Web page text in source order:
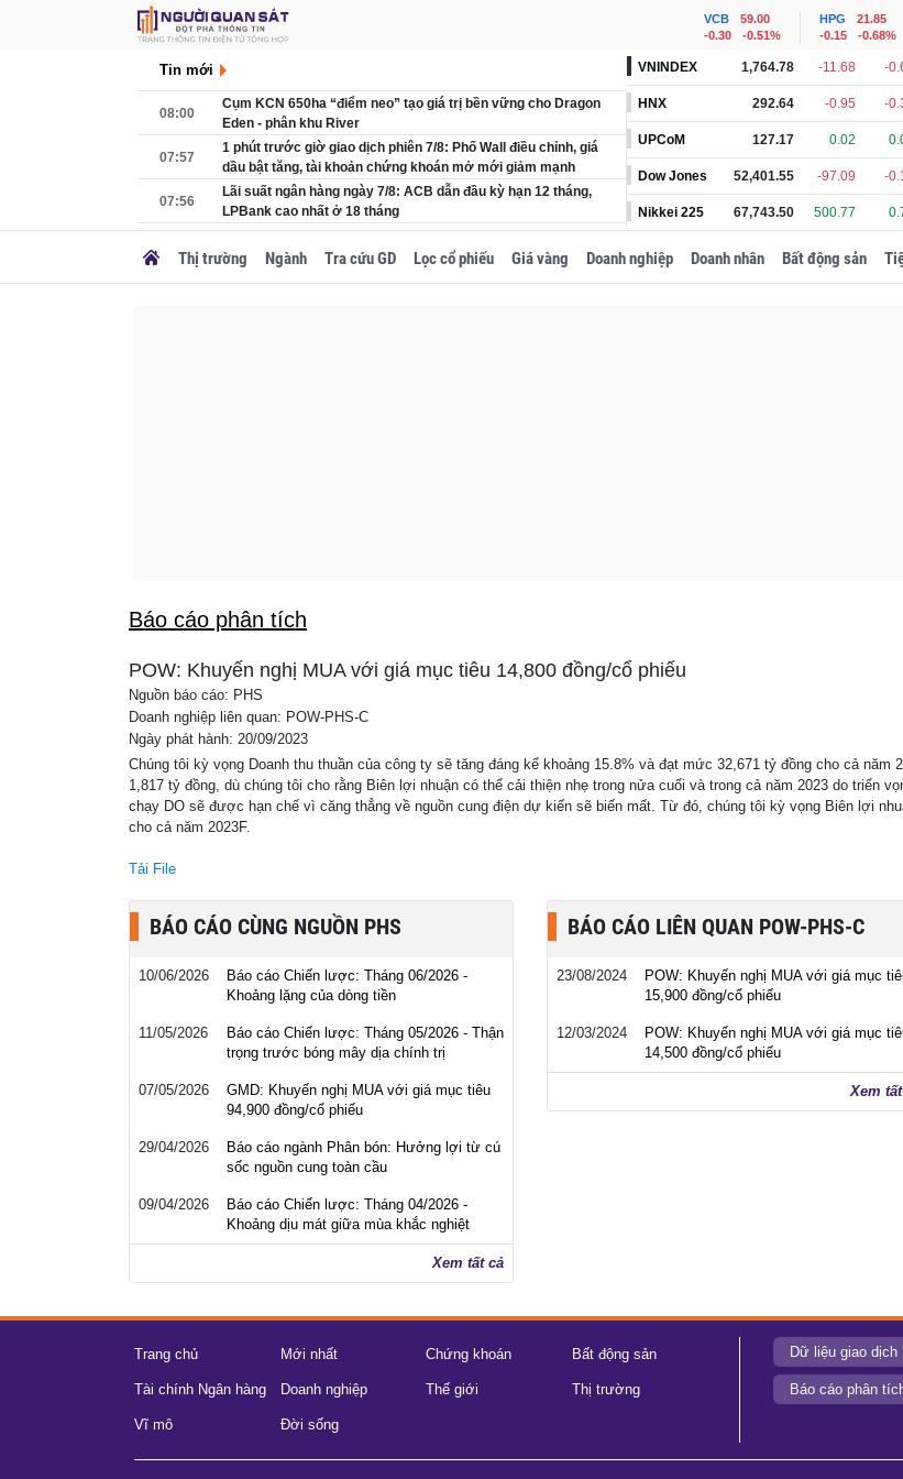
VCB
59.00
-0.30
-0.51%
HPG
21.85
-0.15
-0.68%
Tin mới
Cụm KCN 650ha “điểm neo” tạo giá trị bền vững cho Dragon
Eden - phân khu River
08:00
1 phút trước giờ giao dịch phiên 7/8: Phố Wall điều chỉnh, giá
dầu bật tăng, tài khoản chứng khoán mở mới giảm mạnh
07:57
Lãi suất ngân hàng ngày 7/8: ACB dẫn đầu kỳ hạn 12 tháng,
LPBank cao nhất ở 18 tháng
07:56
Chỉ ít ngày nữa, KDL 6.000 tỷ lớn bậc nhất Đông Nam Á của vợ
VNINDEX 1,764.78 -11.68 -
HNX 292.64 -0.95 -
UPCoM 127.17 0.02
Dow Jones 52,401.55 -97.09 -
Nikkei 225 67,743.50 500.77
Thị trường Ngành Tra cứu GD Lọc cổ phiếu Giá vàng Doanh nghiệp Doanh nhân Bất động sản
Báo cáo phân tích
POW: Khuyến nghị MUA với giá mục tiêu 14,800 đồng/cổ phiếu
Nguồn báo cáo: PHS
Doanh nghiệp liên quan: POW-PHS-C
Ngày phát hành: 20/09/2023
Chúng tôi kỳ vọng Doanh thu thuần của công ty sẽ tăng đáng kể khoảng 15.8% và đạt mức 32,671 tỷ đồng cho cả
1,817 tỷ đồng, dù chúng tôi cho rằng Biên lợi nhuận có thể cải thiện nhẹ trong nửa cuối và trong cả năm 2023 do triển
chạy DO sẽ được hạn chế vì căng thẳng về nguồn cung điện dự kiến sẽ biến mất. Từ đó, chúng tôi kỳ vọng Biên lợi
cho cả năm 2023F.
Tải File
BÁO CÁO CÙNG NGUỒN PHS
10/06/2026
Báo cáo Chiến lược: Tháng 06/2026 -
Khoảng lặng của dòng tiền
11/05/2026
Báo cáo Chiến lược: Tháng 05/2026 - Thận
trọng trước bóng mây dịa chính trị
07/05/2026
GMD: Khuyến nghị MUA với giá mục tiêu
94,900 đồng/cổ phiếu
29/04/2026
Báo cáo ngành Phân bón: Hưởng lợi từ cú
sốc nguồn cung toàn cầu
09/04/2026
Báo cáo Chiến lược: Tháng 04/2026 -
Khoảng dịu mát giữa mùa khắc nghiệt
Xem tất cả
BÁO CÁO LIÊN QUAN POW-PHS-C
23/08/2024
POW: Khuyến nghị MUA với giá mục
15,900 đồng/cổ phiếu
12/03/2024
POW: Khuyến nghị MUA với giá mục
14,500 đồng/cổ phiếu
Xem
Dữ liệu giao dịch
Báo cáo phân
Trang chủ Mới nhất Chứng khoán Bất động sản
Tài chính Ngân hàng Doanh nghiệp Thế giới Thị trường
Vĩ mô Đời sống